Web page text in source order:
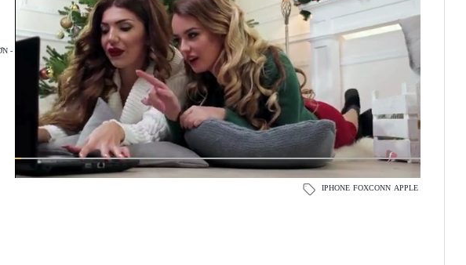
-
IPHONE FOXCONN APPLE